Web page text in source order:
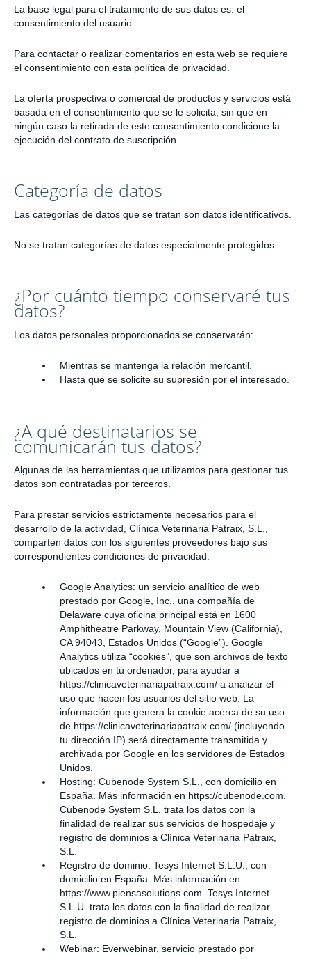
La base legal para el tratamiento de sus datos es: el
consentimiento del usuario.
Para contactar o realizar comentarios en esta web se requiere
el consentimiento con esta política de privacidad.
La oferta prospectiva o comercial de productos y servicios está
basada en el consentimiento que se le solicita, sin que en
ningún caso la retirada de este consentimiento condicione la
ejecución del contrato de suscripción.
Categoría de datos
Las categorías de datos que se tratan son datos identificativos.
No se tratan categorías de datos especialmente protegidos.
¿Por cuánto tiempo conservaré tus
datos?
Los datos personales proporcionados se conservarán:
Mientras se mantenga la relación mercantil.
Hasta que se solicite su supresión por el interesado.
¿A qué destinatarios se
comunicarán tus datos?
Algunas de las herramientas que utilizamos para gestionar tus
datos son contratadas por terceros.
Para prestar servicios estrictamente necesarios para el
desarrollo de la actividad, Clínica Veterinaria Patraix, S.L.,
comparten datos con los siguientes proveedores bajo sus
correspondientes condiciones de privacidad:
Google Analytics: un servicio analítico de web
prestado por Google, Inc., una compañía de
Delaware cuya oficina principal está en 1600
Amphitheatre Parkway, Mountain View (California),
CA 94043, Estados Unidos (“Google”). Google
Analytics utiliza “cookies”, que son archivos de texto
ubicados en tu ordenador, para ayudar a
https://clinicaveterinariapatraix.com/ a analizar el
uso que hacen los usuarios del sitio web. La
información que genera la cookie acerca de su uso
de https://clinicaveterinariapatraix.com/ (incluyendo
tu dirección IP) será directamente transmitida y
archivada por Google en los servidores de Estados
Unidos.
Hosting: Cubenode System S.L., con domicilio en
España. Más información en https://cubenode.com.
Cubenode System S.L. trata los datos con la
finalidad de realizar sus servicios de hospedaje y
registro de dominios a Clínica Veterinaria Patraix,
S.L.
Registro de dominio: Tesys Internet S.L.U., con
domicilio en España. Más información en
https://www.piensasolutions.com. Tesys Internet
S.L.U. trata los datos con la finalidad de realizar
registro de dominios a Clínica Veterinaria Patraix,
S.L.
Webinar: Everwebinar, servicio prestado por